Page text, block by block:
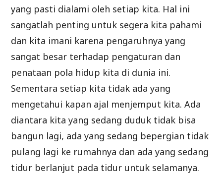
yang pasti dialami oleh setiap kita. Hal ini
sangatlah penting untuk segera kita pahami
dan kita imani karena pengaruhnya yang
sangat besar terhadap pengaturan dan
penataan pola hidup kita di dunia ini.
Sementara setiap kita tidak ada yang
mengetahui kapan ajal menjemput kita. Ada
diantara kita yang sedang duduk tidak bisa
bangun lagi, ada yang sedang bepergian tidak
pulang lagi ke rumahnya dan ada yang sedang
tidur berlanjut pada tidur untuk selamanya.